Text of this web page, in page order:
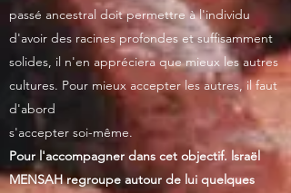
passé ancestral doit permettre à l'individu
d'avoir des racines profondes et suffisamment
solides, il n'en appréciera que mieux les autres
cultures. Pour mieux accepter les autres, il faut
d'abord
s'accepter soi-même.
Pour l'accompagner dans cet objectif. lsraël
MENSAH regroupe autour de lui quelques